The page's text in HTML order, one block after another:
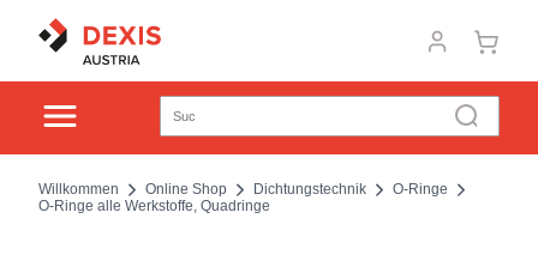
Willkommen Online Shop Dichtungstechnik
O-Ringe
O-Ringe alle Werkstoffe, Quadringe